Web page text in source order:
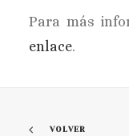
Para más
enlace.
VOLVER